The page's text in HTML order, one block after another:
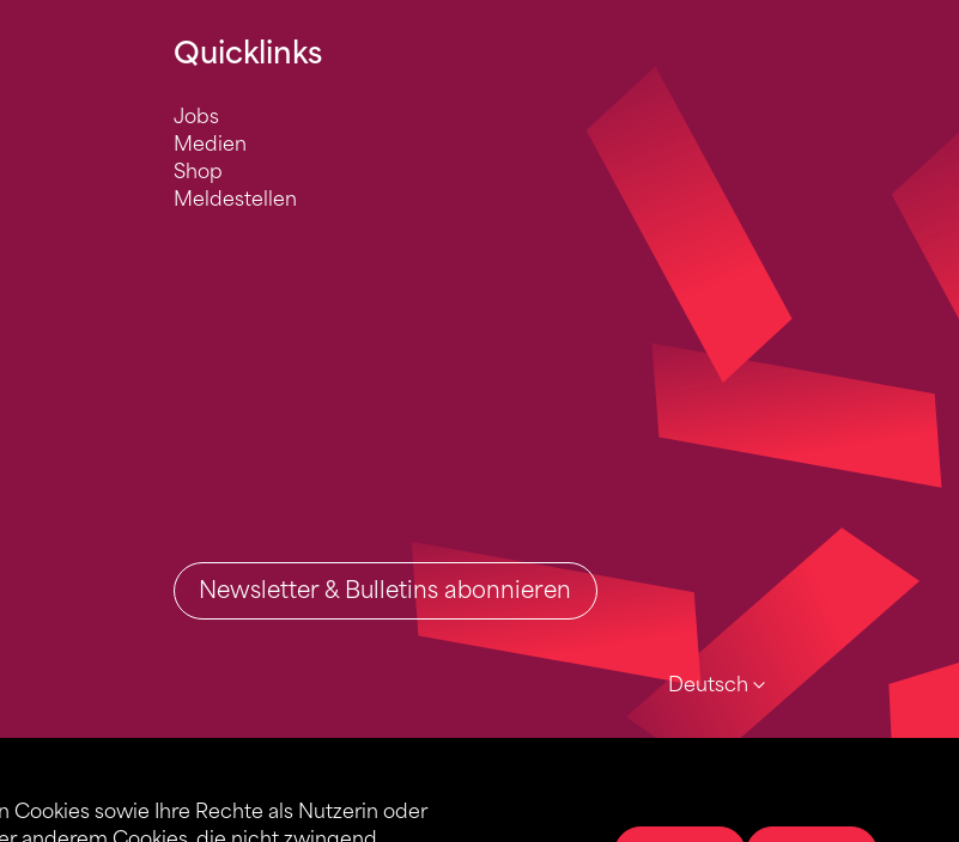
sowie Ihre Rechte als Nutzerin oder
Quicklinks
Jobs
Medien
Shop
Meldestellen
Deutsch
Newsletter & Bulletins abonnieren